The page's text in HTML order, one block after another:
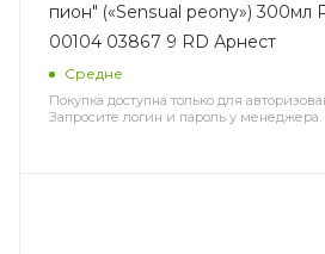
пион" («Sensual peony») 300мл
00104 03867 9 RD Арнест
Средне
Покупка доступна только для
Запросите логин и пароль у менеджера.